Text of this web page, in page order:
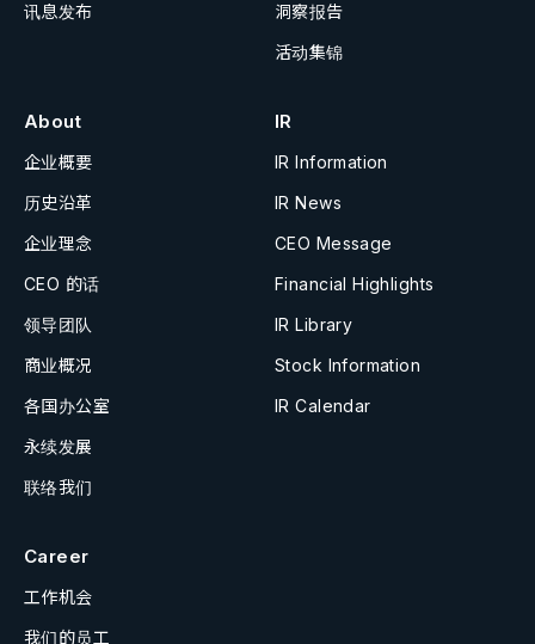
讯息发布
洞察报告
活动集锦
About
企业概要
历史沿革
企业理念
CEO 的话
领导团队
商业概况
各国办公室
永续发展
联络我们
IR
IR Information
IR News
CEO Message
Financial Highlights
IR Library
Stock Information
IR Calendar
Career
工作机会
我们的员工